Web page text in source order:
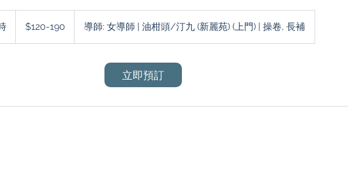
小
$120-190 導師: 女導師 | 油柑頭/汀九 (新麗苑) (上門) | 操卷, 長補
立即預訂